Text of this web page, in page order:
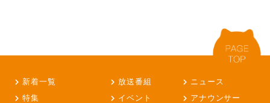
新着一覧 放送番組
ニュース
特集
イベント
アナウンサー